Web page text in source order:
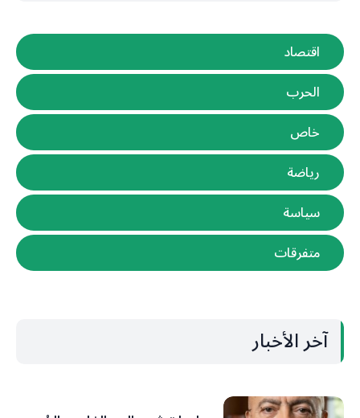
اقتصاد
الحرب
خاص
رياضة
سياسة
متفرقات
آخر الأخبار